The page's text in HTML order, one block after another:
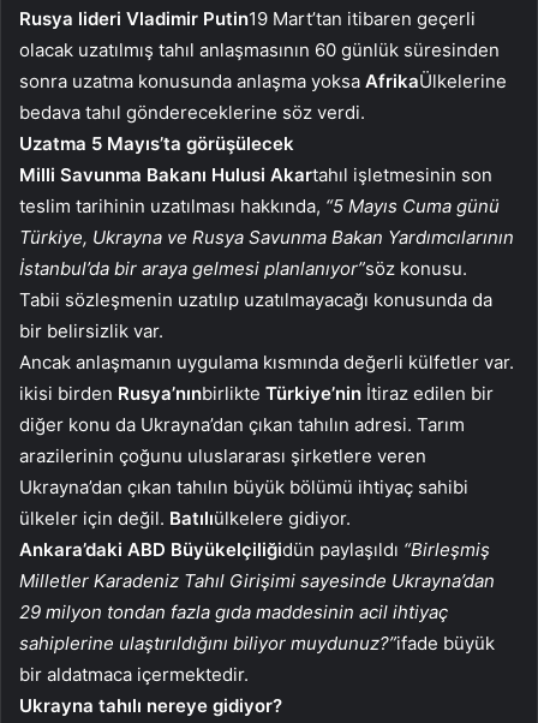
Rusya lideri Vladimir Putin19 Mart’tan itibaren geçerli
olacak uzatılmış tahıl anlaşmasının 60 günlük süresinden
sonra uzatma konusunda anlaşma yoksa AfrikaÜlkelerine
bedava tahıl göndereceklerine söz verdi.
Uzatma 5 Mayıs’ta görüşülecek
Milli Savunma Bakanı Hulusi Akartahıl işletmesinin son
teslim tarihinin uzatılması hakkında, “5 Mayıs Cuma günü
Türkiye, Ukrayna ve Rusya Savunma Bakan Yardımcılarının
İstanbul’da bir araya gelmesi planlanıyor”söz konusu.
Tabii sözleşmenin uzatılıp uzatılmayacağı konusunda da
bir belirsizlik var.
Ancak anlaşmanın uygulama kısmında değerli külfetler var.
ikisi birden Rusya’nınbirlikte Türkiye’nin İtiraz edilen bir
diğer konu da Ukrayna’dan çıkan tahılın adresi. Tarım
arazilerinin çoğunu uluslararası şirketlere veren
Ukrayna’dan çıkan tahılın büyük bölümü ihtiyaç sahibi
ülkeler için değil. Batılıülkelere gidiyor.
Ankara’daki ABD Büyükelçiliğidün paylaşıldı “Birleşmiş
Milletler Karadeniz Tahıl Girişimi sayesinde Ukrayna’dan
29 milyon tondan fazla gıda maddesinin acil ihtiyaç
sahiplerine ulaştırıldığını biliyor muydunuz?”ifade büyük
bir aldatmaca içermektedir.
Ukrayna tahılı nereye gidiyor?